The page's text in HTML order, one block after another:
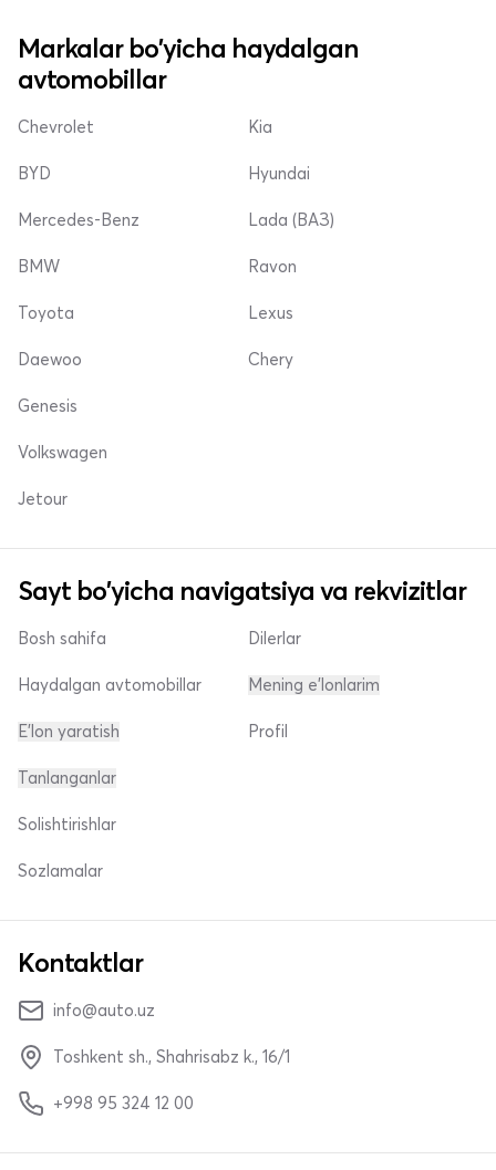
Markalar bo'yicha haydalgan
avtomobillar
Chevrolet
BYD
Mercedes-Benz
Kia
Hyundai
Lada (ВАЗ)
BMW
Toyota
Daewoo
Ravon
Lexus
Chery
Genesis
Volkswagen
Jetour
Sayt bo'yicha navigatsiya va rekvizitlar
Bosh sahifa
Haydalgan avtomobillar
E'lon yaratish
Dilerlar
Mening e'lonlarim
Profil
Tanlanganlar
Solishtirishlar
Sozlamalar
Kontaktlar
info@auto.uz
Toshkent sh., Shahrisabz k., 16/1
+998 95 324 12 00